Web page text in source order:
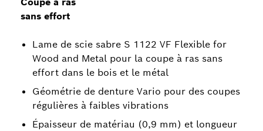
sans effort
Lame de scie sabre S 1122 VF Flexible for
Wood and Metal pour la coupe à ras sans
effort dans le bois et le métal
Géométrie de denture Vario pour des coupes
régulières à faibles vibrations
Épaisseur de matériau (0,9 mm) et longueur